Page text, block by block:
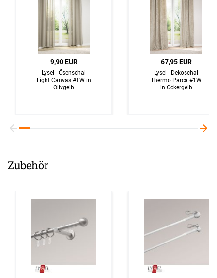
9,90 EUR
Lysel - Ösenschal
Light Canvas #1W in
Olivgelb
67,95 EUR
Lysel - Dekoschal
Thermo Parca #1W
in Ockergelb
Zubehör